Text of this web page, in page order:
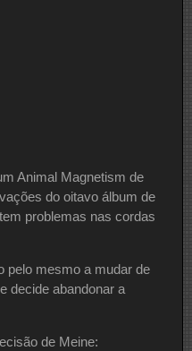
Animal Magnetism de
do oitavo álbum de
problemas nas cordas
pelo mesmo a mudar de
decide abandonar a
de Meine: